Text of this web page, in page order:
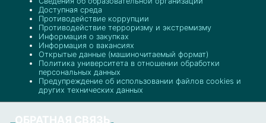
Доступная среда
Противодействие коррупции
Противодействие терроризму и экстремизму
Информация о закупках
Информация о вакансиях
Открытые данные (машиночитаемый формат)
Политика университета в отношении обработки
персональных данных
Предупреждение об использовании файлов cookies и
других технических данных
ОБРАТНАЯ СВЯЗЬ